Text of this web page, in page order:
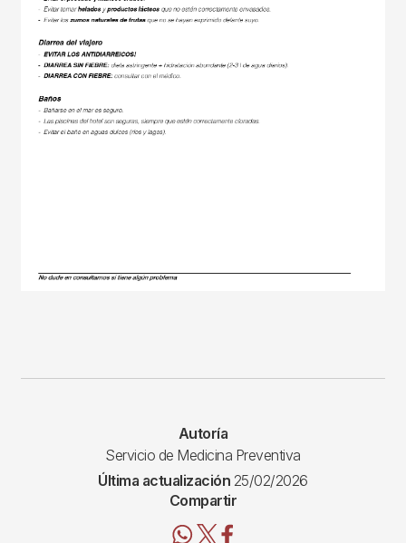
Autoría
Servicio de Medicina Preventiva
Última actualización 25/02/2026
Compartir